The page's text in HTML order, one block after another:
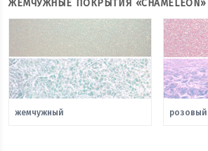
ЖЕМЧУЖНЫЕ ПОКРЫТИЯ «CHAMELEON»
жемчужный розовый